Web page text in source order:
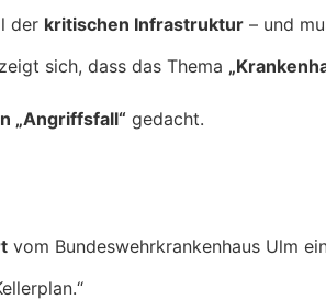
der kritischen Infrastruktur – und
zeigt sich, dass das Thema
„Angriffsfall“ gedacht.
vom Bundeswehrkrankenhaus Ulm